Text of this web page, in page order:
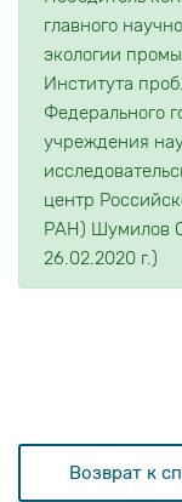
главного
экологии
Института
Федерального
учреждения
центр
РАН) Шумилов
26.02.2020 г.)
Возврат к